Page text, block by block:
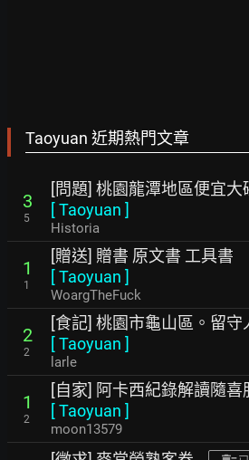
Taoyuan 近期熱門文章
3
5
[問題] 桃園龍潭地區便宜大
[Taoyuan ]
Historia
1
1
[贈送] 贈書 原文書 工具書
[Taoyuan ]
WoargTheFuck
2
2
[食記] 桃園市龜山區。留守
[Taoyuan ]
larle
1
2
[自家] 阿卡西紀錄解讀隨喜
[Taoyuan ]
moon13579